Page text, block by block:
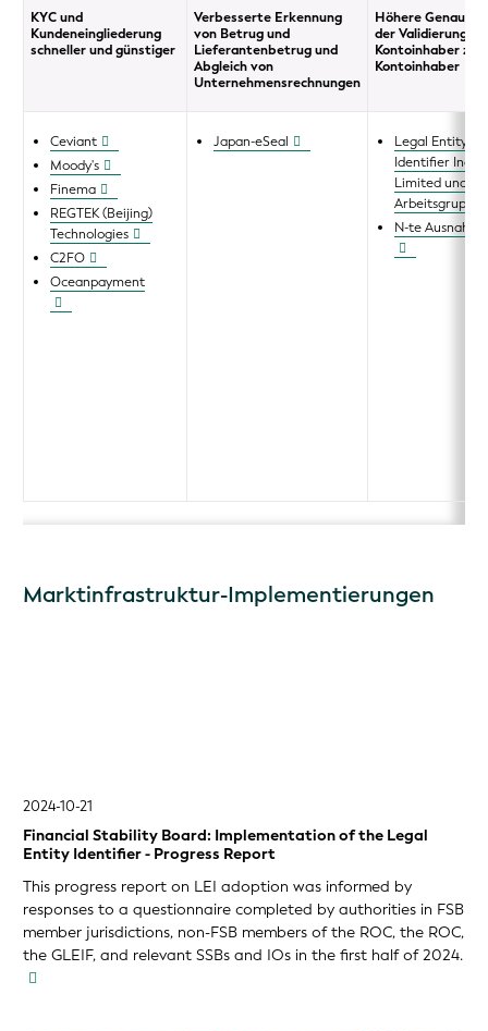
KYC und
Kundeneingliederung
schneller und günstiger
Verbesserte Erkennung
von Betrug und
Lieferantenbetrug und
Abgleich von
Unternehmensrechnungen
Höhere
der Validierung
Kontoinhaber zu
Kontoinhaber
Ceviant
Moody's
Finema
REGTEK (Beijing)
Technologies
C2FO
Oceanpayment
Japan-eSeal
Legal Entity
Identifier India
Limited und
Arbeitsgruppe
N-te Ausnahme
Marktinfrastruktur-Implementierungen
2024-10-21
Financial Stability Board: Implementation of the Legal
Entity Identifier - Progress Report
This progress report on LEI adoption was informed by
responses to a questionnaire completed by authorities in FSB
member jurisdictions, non-FSB members of the ROC, the ROC,
the GLEIF, and relevant SSBs and IOs in the first half of 2024.